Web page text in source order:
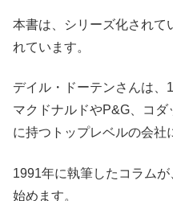
本書は、シリーズ化されて
れています。
デイル・ドーテンさんは、
マクドナルドやP&G、コ
に持つトップレベルの会社
1991年に執筆したコラム
始めます。